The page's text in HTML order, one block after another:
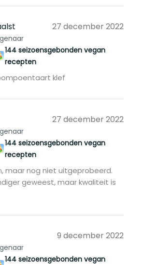
27 december 2022
144 seizoensgebonden vegan
recepten
klef
27 december 2022
144 seizoensgebonden vegan
recepten
maar nog niet uitgeprobeerd.
geweest, maar kwaliteit is
9 december 2022
144 seizoensgebonden vegan